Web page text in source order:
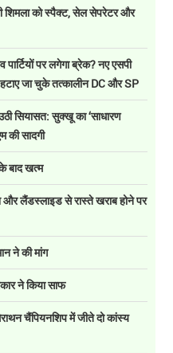
को स्पैक्ट, सेल सेपरेटर और
पर लगेगा ब्रेक? नए एसपी
जा चुके तत्कालीन DC और SP
सियासत: सुक्खू का ‘साधारण
की सादगी
बाद खत्म
और लैंडस्लाइड से रास्ते खराब होने पर
ने की मांग
ने किया साफ
चैंपियनशिप में जीते दो कांस्य